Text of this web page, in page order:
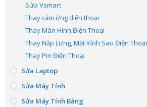
Sửa Vsmart
Thay cảm ứng điện thoại
Thay Màn Hình Điện Thoại
Thay Nắp Lưng, Mặt Kính Sau Điện Thoại
Thay Pin Điện Thoại
Sửa Laptop
Sửa Máy Tính
Sửa Máy Tính Bảng